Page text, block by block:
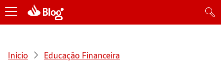
Início Educação Financeira